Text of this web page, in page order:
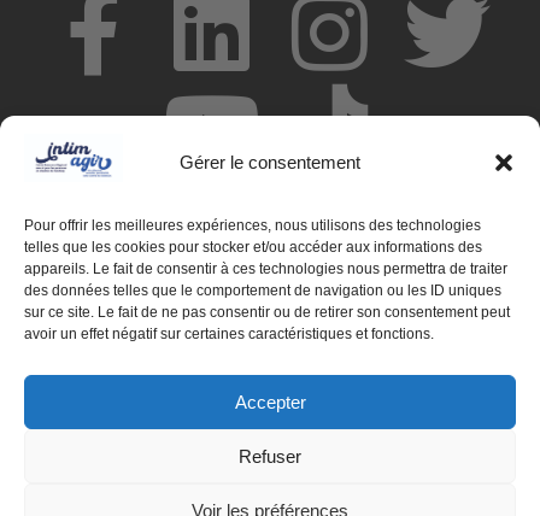
Gérer le consentement
Pour offrir les meilleures expériences, nous utilisons des technologies
telles que les cookies pour stocker et/ou accéder aux informations des
appareils. Le fait de consentir à ces technologies nous permettra de traiter
des données telles que le comportement de navigation ou les ID uniques
sur ce site. Le fait de ne pas consentir ou de retirer son consentement peut
avoir un effet négatif sur certaines caractéristiques et fonctions.
Accepter
Refuser
Voir les préférences
© Centre de ressources INTIMAGIR Grand Est – 124 rue de
Newcastle 54000 NANCY
Mentions légales